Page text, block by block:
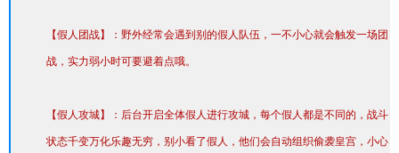
【假人团战】：野外经常会遇到别的假人队伍，一不小心就会触发一场团
战，实力弱小时可要避着点哦。
【假人攻城】：后台开启全体假人进行攻城，每个假人都是不同的，战斗
状态千变万化乐趣无穷，别小看了假人，他们会自动组织偷袭皇宫，小心